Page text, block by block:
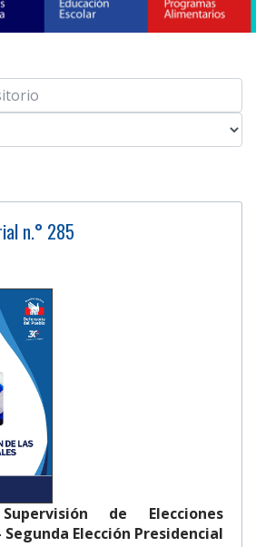
n.° 285
de Elecciones
Segunda Elección Presidencial